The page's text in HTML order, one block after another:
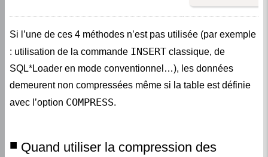
Si l’une de ces 4 méthodes n’est pas utilisée (par exemple
: utilisation de la commandeINSERT classique, de
SQL*Loader en mode conventionnel…), les données
demeurent non compressées même si la table est définie
avec l’optionCOMPRESS.
données (avantages et inconvénients) ?